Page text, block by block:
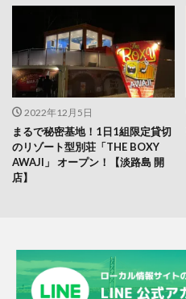
2022年12月5日
まるで秘密基地！1日1組限定貸切
のリゾート型別荘「THE BOXY
AWAJI」 オープン！【淡路島 開
店】